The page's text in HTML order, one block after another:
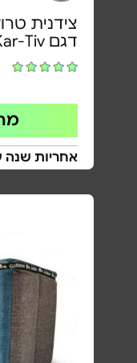
צידנית
דגם Kar-Tiv
אחריות שנה